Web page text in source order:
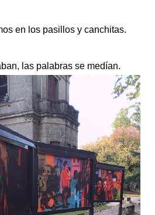
en los pasillos y canchitas.
las palabras se medían.